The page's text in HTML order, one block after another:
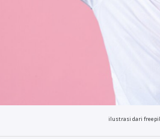
ilustrasi dari